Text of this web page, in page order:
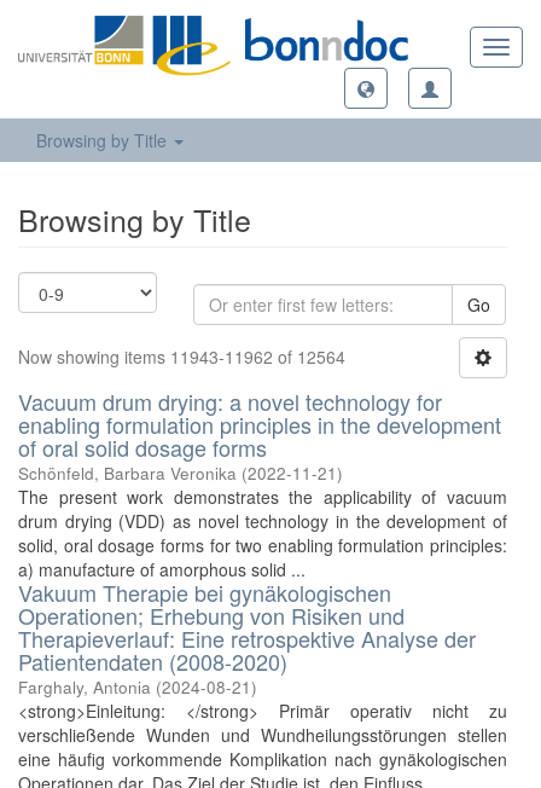
Browsing by Title
Browsing by Title
Go
Now showing items 11943-11962 of 12564
Vacuum drum drying: a novel technology for
enabling formulation principles in the development
of oral solid dosage forms
Schönfeld, Barbara Veronika (2022-11-21)
The present work demonstrates the applicability of vacuum
drum drying (VDD) as novel technology in the development of
solid, oral dosage forms for two enabling formulation principles:
a) manufacture of amorphous solid ...
Vakuum Therapie bei gynäkologischen
Operationen; Erhebung von Risiken und
Therapieverlauf: Eine retrospektive Analyse der
Patientendaten (2008-2020)
Farghaly, Antonia (2024-08-21)
<strong>Einleitung: </strong> Primär operativ nicht zu
verschließende Wunden und Wundheilungsstörungen stellen
eine häufig vorkommende Komplikation nach gynäkologischen
Operationen dar. Das Ziel der Studie ist, den Einfluss ...